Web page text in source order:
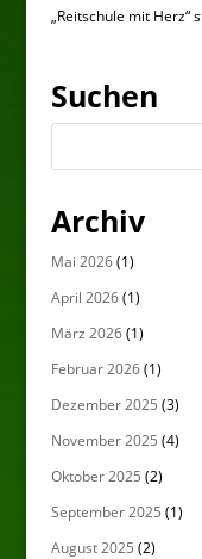
„Reitschule mit Herz“
Suchen
Archiv
Mai 2026(1)
April 2026(1)
März 2026(1)
Februar 2026(1)
Dezember 2025 (3)
November 2025 (4)
Oktober 2025 (2)
September 2025 (1)
August 2025 (2)